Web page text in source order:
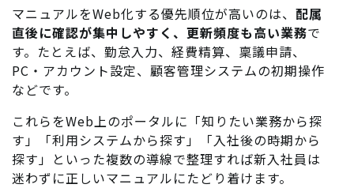
マニュアルをWeb化する優先順位が高いのは、 配属
直後に確認が集中しやすく、更新頻度も高い業務で
す。たとえば、勤怠入力、経費精算、稟議申請、
PC・アカウント設定、顧客管理システムの初期操作
などです。
これらをWeb上のポータルに「知りたい業務から探
す」「利用システムから探す」「入社後の時期から
探す」といった複数の導線で整理すれば新入社員は
迷わずに正しいマニュアルにたどり着けます。